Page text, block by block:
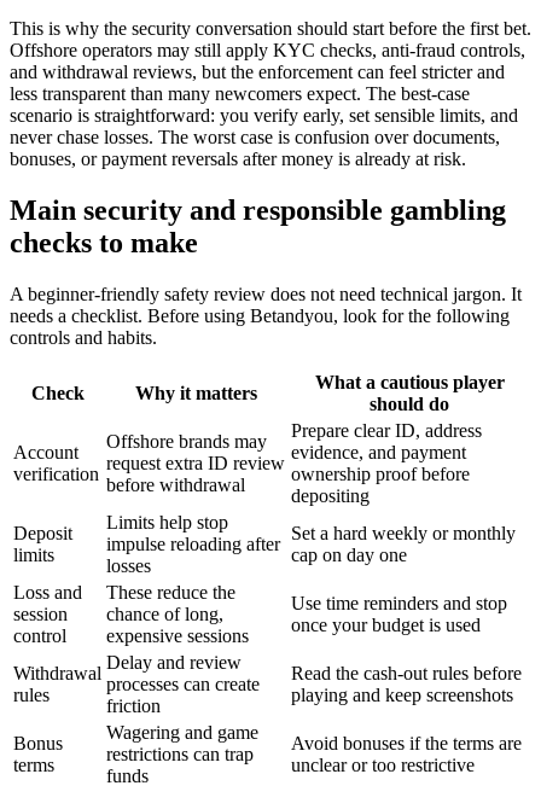
This is why the security conversation should start before the first bet.
Offshore operators may still apply KYC checks, anti-fraud controls,
and withdrawal reviews, but the enforcement can feel stricter and
less transparent than many newcomers expect. The best-case
scenario is straightforward: you verify early, set sensible limits, and
never chase losses. The worst case is confusion over documents,
bonuses, or payment reversals after money is already at risk.
Main security and responsible gambling
checks to make
A beginner-friendly safety review does not need technical jargon. It
needs a checklist. Before using Betandyou, look for the following
controls and habits.
Check Why it matters
What a cautious player
should do
Account
verification
Offshore brands may
request extra ID review
before withdrawal
Prepare clear ID, address
evidence, and payment
ownership proof before
depositing
Deposit
limits
Limits help stop
impulse reloading after
losses
Set a hard weekly or monthly
cap on day one
Loss and
session
control
These reduce the
chance of long,
expensive sessions
Use time reminders and stop
once your budget is used
Withdrawal
rules
Delay and review
processes can create
friction
Read the cash-out rules before
playing and keep screenshots
Bonus
terms
Wagering and game
restrictions can trap
funds
Avoid bonuses if the terms are
unclear or too restrictive